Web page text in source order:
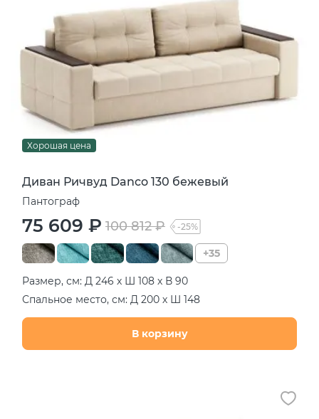
Хорошая цена
Диван Ричвуд Danco 130 бежевый
Пантограф
75 609 ₽ 100 812 ₽ -25%
+35
Размер, см: Д 246 х Ш 108 х В 90
Спальное место, см: Д 200 х Ш 148
В корзину